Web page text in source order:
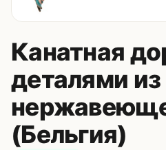
Канатная
деталями из
(Бельгия)